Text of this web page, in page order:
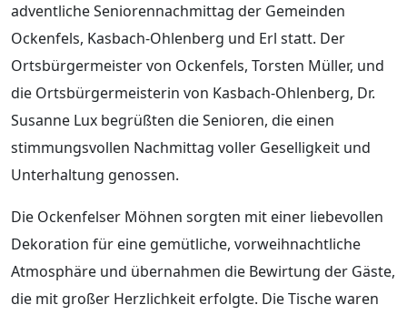
adventliche Seniorennachmittag der Gemeinden
Ockenfels, Kasbach-Ohlenberg und Erl statt. Der
Ortsbürgermeister von Ockenfels, Torsten Müller, und
die Ortsbürgermeisterin von Kasbach-Ohlenberg, Dr.
Susanne Lux begrüßten die Senioren, die einen
stimmungsvollen Nachmittag voller Geselligkeit und
Unterhaltung genossen.
Die Ockenfelser Möhnen sorgten mit einer liebevollen
Dekoration für eine gemütliche, vorweihnachtliche
Atmosphäre und übernahmen die Bewirtung der Gäste,
die mit großer Herzlichkeit erfolgte. Die Tische waren